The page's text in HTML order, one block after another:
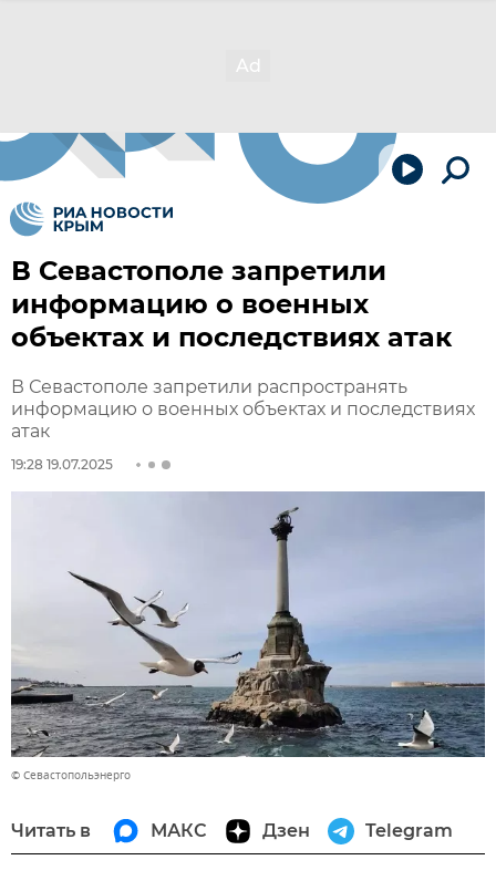
В Севастополе запретили
информацию о военных
объектах и последствиях атак
В Севастополе запретили распространять
информацию о военных объектах и последствиях
атак
19:28 19.07.2025
© Севастопольэнерго
Читать в МАКС Дзен Telegram